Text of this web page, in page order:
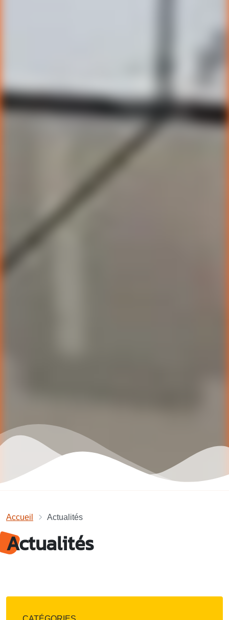
Accueil Actualités
Actualités